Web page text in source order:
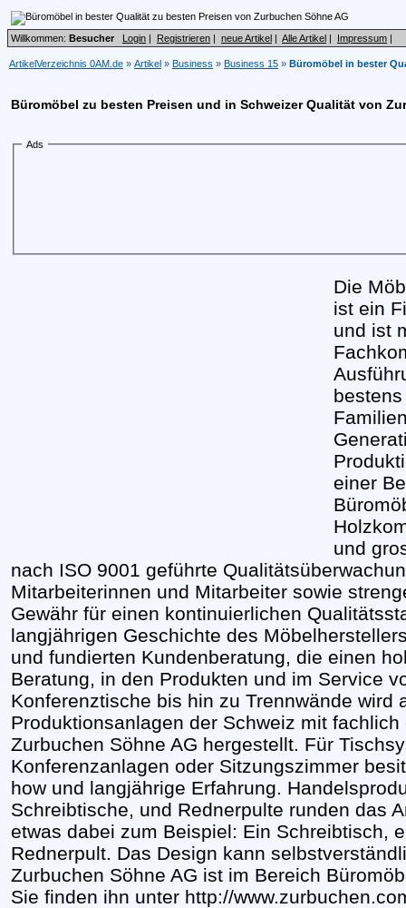
Willkommen: Besucher Login | Registrieren | neue Artikel | Alle Artikel | Impressum |
ArtikelVerzeichnis 0AM.de » Artikel » Business » Business 15 » Büromöbel in bester
Büromöbel zu besten Preisen und in Schweizer Qualität von
Ads
Die
ist ein
und ist
einer
und
nach ISO 9001 geführte
Mitarbeiterinnen und Mitarbeiter sowie
Gewähr für einen kontinuierlichen
langjährigen Geschichte des
und fundierten Kundenberatung, die einen
Beratung, in den Produkten und im Service
Konferenztische bis hin zu Trennwände wird
Produktionsanlagen der Schweiz mit
Zurbuchen Söhne AG hergestellt. Für
Konferenzanlagen oder Sitzungszimmer
how und langjährige Erfahrung.
Schreibtische, und Rednerpulte runden das
etwas dabei zum Beispiel: Ein Schreibtisch,
Rednerpult. Das Design kann
Zurbuchen Söhne AG ist im Bereich
Sie finden ihn unter http://